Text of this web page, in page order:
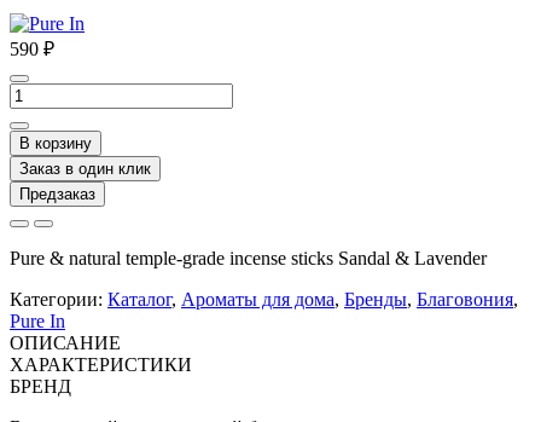
590 ₽
В корзину
Заказ в один клик
Предзаказ
Pure & natural temple-grade incense sticks Sandal & Lavender
Категории: Каталог, Ароматы для дома, Бренды, Благовония,
Pure In
ОПИСАНИЕ
ХАРАКТЕРИСТИКИ
БРЕНД